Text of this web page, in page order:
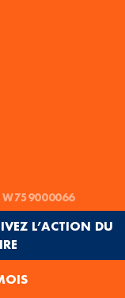
W759000066
L’ACTION DU